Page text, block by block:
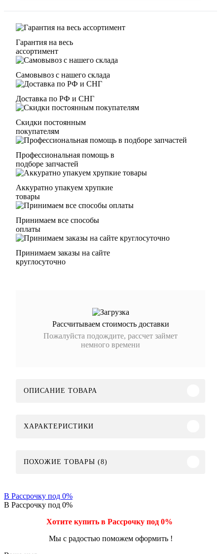
Гарантия на весь
ассортимент
Самовывоз с нашего склада
Доставка по РФ и СНГ
Скидки постоянным
покупателям
Профессиональная помощь в
подборе запчастей
Аккуратно упакуем хрупкие
товары
Принимаем все способы
оплаты
Принимаем заказы на сайте
круглосуточно
Рассчитываем стоимость доставки
Пожалуйста подождите, рассчет займет
немного времени
ОПИСАНИЕ ТОВАРА
ХАРАКТЕРИСТИКИ
ПОХОЖИЕ ТОВАРЫ (8)
В Рассрочку под 0%
В Рассрочку под 0%
Хотите купить в Рассрочку под 0%
Мы с радостью поможем оформить !